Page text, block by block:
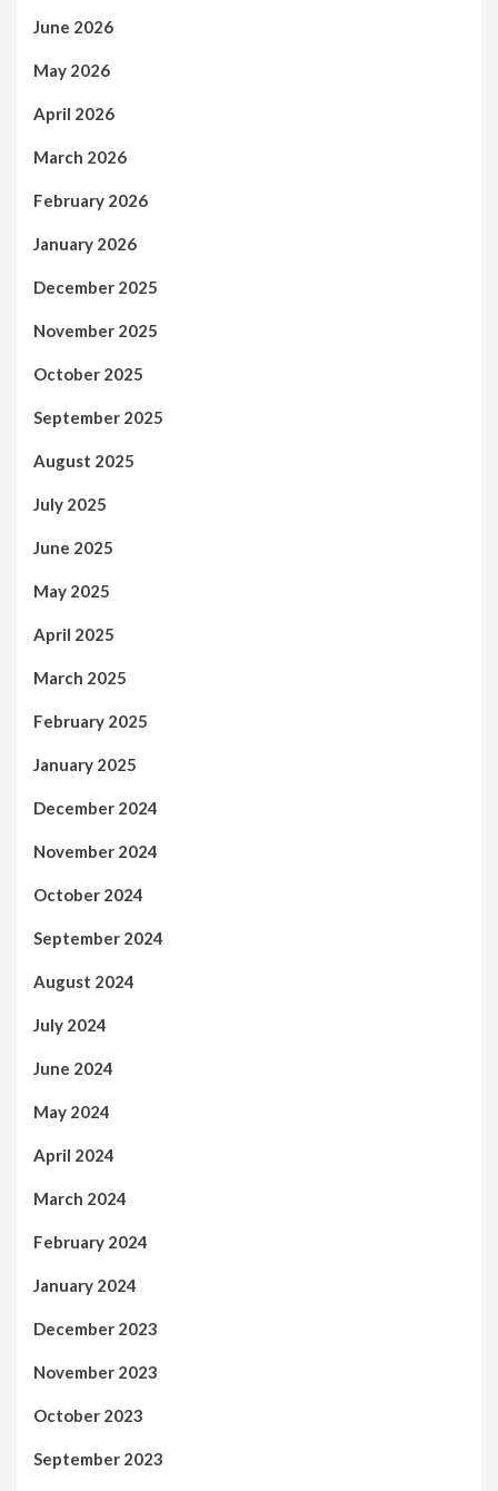
June 2026
May 2026
April 2026
March 2026
February 2026
January 2026
December 2025
November 2025
October 2025
September 2025
August 2025
July 2025
June 2025
May 2025
April 2025
March 2025
February 2025
January 2025
December 2024
November 2024
October 2024
September 2024
August 2024
July 2024
June 2024
May 2024
April 2024
March 2024
February 2024
January 2024
December 2023
November 2023
October 2023
September 2023